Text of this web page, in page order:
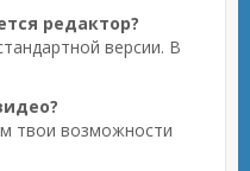
редактор?
версии. В
твои возможности